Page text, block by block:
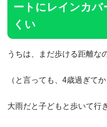
ートにレインカバ
くい
うちは、まだ歩ける距離な
（と言っても、4歳過ぎてか
大雨だと子どもと歩いて行